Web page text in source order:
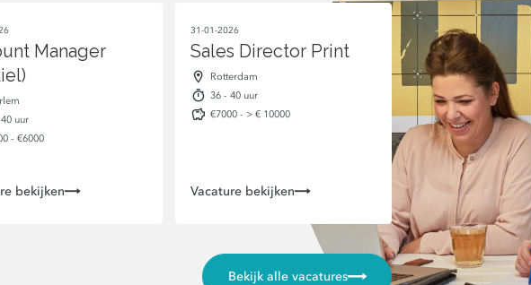
Manager
uur
- €6000
bekijken
31-01-2026
Sales Director Print
Rotterdam
36 - 40 uur
€7000 - > € 10000
Vacature bekijken
Bekijk alle vacatures